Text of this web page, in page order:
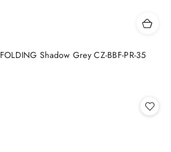
Shadow Grey CZ-BBF-PR-35